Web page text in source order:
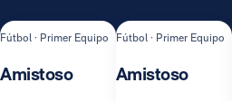
Fútbol · Primer Equipo
Amistoso
Fútbol · Primer Equipo
Amistoso